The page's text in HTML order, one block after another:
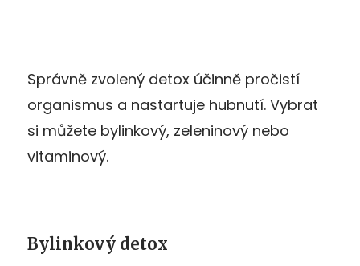
Správně zvolený detox účinně pročistí
organismus a nastartuje hubnutí. Vybrat
si můžete bylinkový, zeleninový nebo
vitaminový.
Bylinkový detox